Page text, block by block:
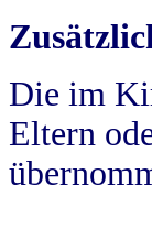
Die im
Eltern